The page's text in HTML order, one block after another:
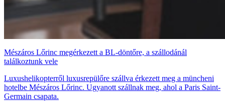
Mészáros Lőrinc megérkezett a BL-döntőre, a szállodánál
találkoztunk vele
Luxushelikopterről luxusrepülőre szállva érkezett meg a müncheni
hotelbe Mészáros Lőrinc. Ugyanott szállnak meg, ahol a Paris Saint-
Germain csapata.